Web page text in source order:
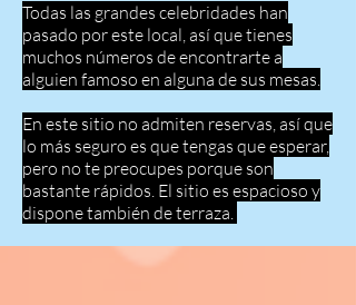
Todas las grandes celebridades han
pasado por este local, así que tienes
muchos números de encontrarte a
alguien famoso en alguna de sus mesas.
En este sitio no admiten reservas, así que
lo más seguro es que tengas que esperar,
pero no te preocupes porque son
bastante rápidos. El sitio es espacioso y
dispone también de terraza.